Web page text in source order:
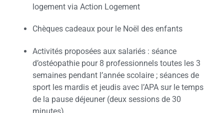
logement via Action Logement
Chèques cadeaux pour le Noël des enfants
Activités proposées aux salariés : séance
d’ostéopathie pour 8 professionnels toutes les 3
semaines pendant l’année scolaire ; séances de
sport les mardis et jeudis avec l’APA sur le temps
de la pause déjeuner (deux sessions de 30